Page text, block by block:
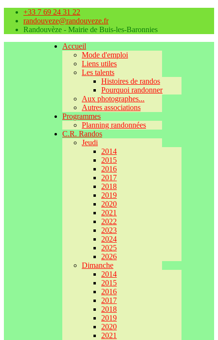
+33 7 69 24 31 22
randouveze@randouveze.fr
Randouvèze - Mairie de Buis-les-Baronnies
Accueil
Mode d'emploi
Liens utiles
Les talents
Histoires de randos
Pourquoi randonner
Aux photographes...
Autres associations
Programmes
Planning randonnées
C.R. Randos
Jeudi
2014
2015
2016
2017
2018
2019
2020
2021
2022
2023
2024
2025
2026
Dimanche
2014
2015
2016
2017
2018
2019
2020
2021